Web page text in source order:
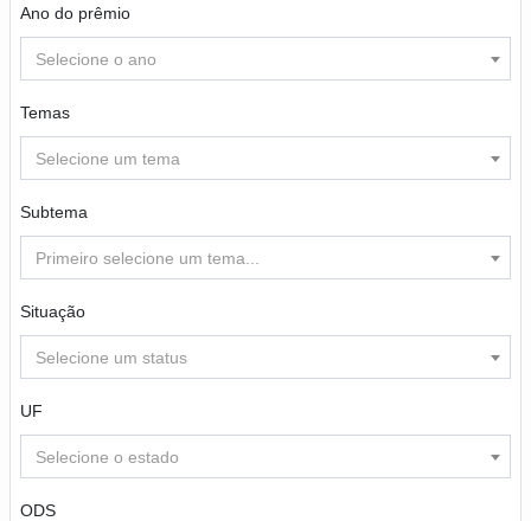
Ano do prêmio
Selecione o ano
Temas
Selecione um tema
Subtema
Primeiro selecione um tema...
Situação
Selecione um status
UF
Selecione o estado
ODS